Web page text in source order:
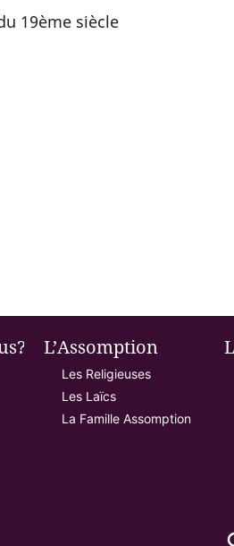
19ème siècle
L’Assomption
Les Religieuses
Les Laïcs
La Famille Assomption